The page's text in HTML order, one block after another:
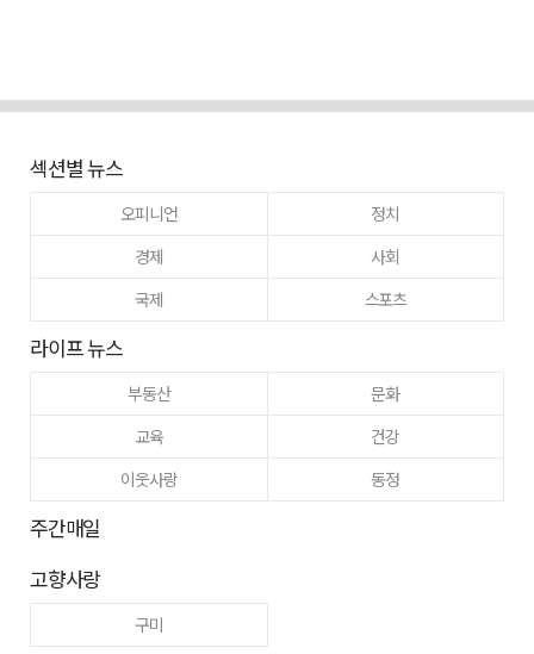
섹션별 뉴스
오피니언
정치
경제
사회
국제
스포츠
라이프 뉴스
부동산
문화
교육
건강
이웃사랑
동정
주간매일
고향사랑
구미